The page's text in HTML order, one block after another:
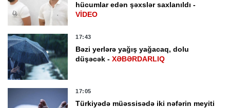
hücumlar edən şəxslər saxlanıldı -
VİDEO
17:43
Bəzi yerlərə yağış yağacaq, dolu
düşəcək -XƏBƏRDARLIQ
17:05
Türkiyədə müəssisədə iki nəfərin meyiti